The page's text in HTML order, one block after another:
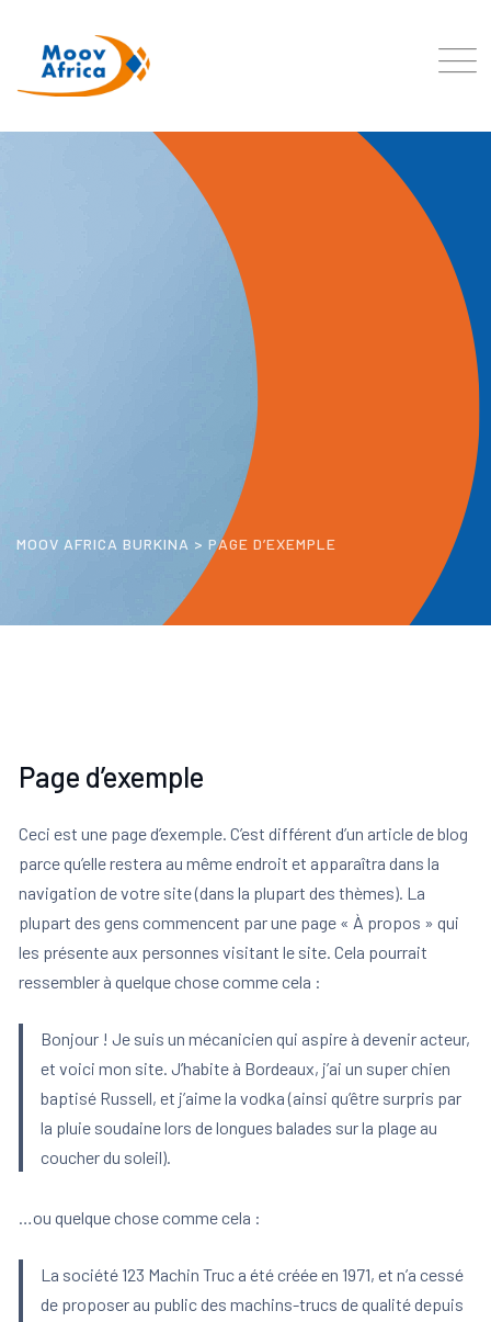
MOOV AFRICA BURKINA > PAGE D’EXEMPLE
Page d’exemple
Ceci est une page d’exemple. C’est différent d’un article de blog
parce qu’elle restera au même endroit et apparaîtra dans la
navigation de votre site (dans la plupart des thèmes). La
plupart des gens commencent par une page « À propos » qui
les présente aux personnes visitant le site. Cela pourrait
ressembler à quelque chose comme cela :
Bonjour ! Je suis un mécanicien qui aspire à devenir acteur,
et voici mon site. J’habite à Bordeaux, j’ai un super chien
baptisé Russell, et j’aime la vodka (ainsi qu’être surpris par
la pluie soudaine lors de longues balades sur la plage au
coucher du soleil).
…ou quelque chose comme cela :
La société 123 Machin Truc a été créée en 1971, et n’a cessé
de proposer au public des machins-trucs de qualité depuis